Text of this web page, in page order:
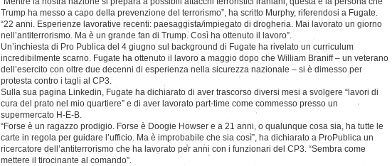
Trump ha messo a capo della prevenzione del terrorismo”, ha scritto Murphy, riferendosi a Fugate.
“22 anni. Esperienze lavorative recenti: paesaggista/impiegato di drogheria. Mai lavorato un giorno
nell’antiterrorismo. Ma è un grande fan di Trump. Così ha ottenuto il lavoro”.
Un’inchiesta di Pro Publica del 4 giugno sul background di Fugate ha rivelato un curriculum
incredibilmente scarno. Fugate ha ottenuto il lavoro a maggio dopo che William Braniff – un veterano
dell’esercito con oltre due decenni di esperienza nella sicurezza nazionale – si è dimesso per
protesta contro i tagli al CP3.
Sulla sua pagina Linkedin, Fugate ha dichiarato di aver trascorso diversi mesi a svolgere “lavori di
cura del prato nel mio quartiere” e di aver lavorato part-time come commesso presso un
supermercato H-E-B.
“Forse è un ragazzo prodigio. Forse è Doogie Howser e a 21 anni, o qualunque cosa sia, ha tutte le
carte in regola per guidare l’ufficio. Ma è improbabile che sia così”, ha dichiarato a ProPublica un
ricercatore dell’antiterrorismo che ha lavorato per anni con i funzionari del CP3. “Sembra come
mettere il tirocinante al comando”.